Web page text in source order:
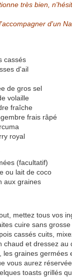
très bien,
d'un
cassés
d'ail
de gros sel
volaille
fraîche
frais râpé
royal
(facultatif)
ou lait de coco
aux graines
mettez tous vos
cuire sans
cassés cuits,
chaud et dressez au
les graines germées
vous aurez
toasts grillés